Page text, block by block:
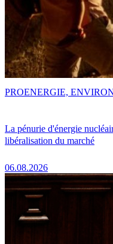
La pénurie d'énergie
libéralisation du marché
06.08.2026
PROENERGIE,